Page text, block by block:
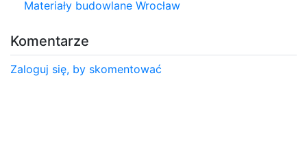
Materiały budowlane Wrocław
Komentarze
Zaloguj się, by skomentować